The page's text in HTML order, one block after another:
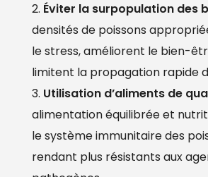
Éviter la surpopulation des
densités de poissons
le stress, améliorent le bien-
limitent la propagation rapide
Utilisation d’aliments de
alimentation équilibrée et
le système immunitaire des
rendant plus résistants aux